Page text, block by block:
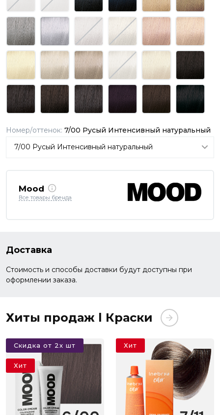
Номер/оттенок: 7/00 Русый Интенсивный натуральный
Mood
Все товары бренда
Доставка
Стоимость и способы доставки будут доступны при
оформлении заказа.
Хиты продаж l Краски
Скидка от 2х шт
Хит
Хит